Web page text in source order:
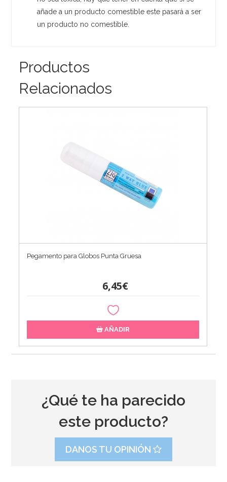
añade a un producto comestible este pasará a ser
un producto no comestible.
Productos
Relacionados
Pegamento para Globos Punta Gruesa
6,45€
AÑADIR
¿Qué te ha parecido
este producto?
DANOS TU OPINIÓN